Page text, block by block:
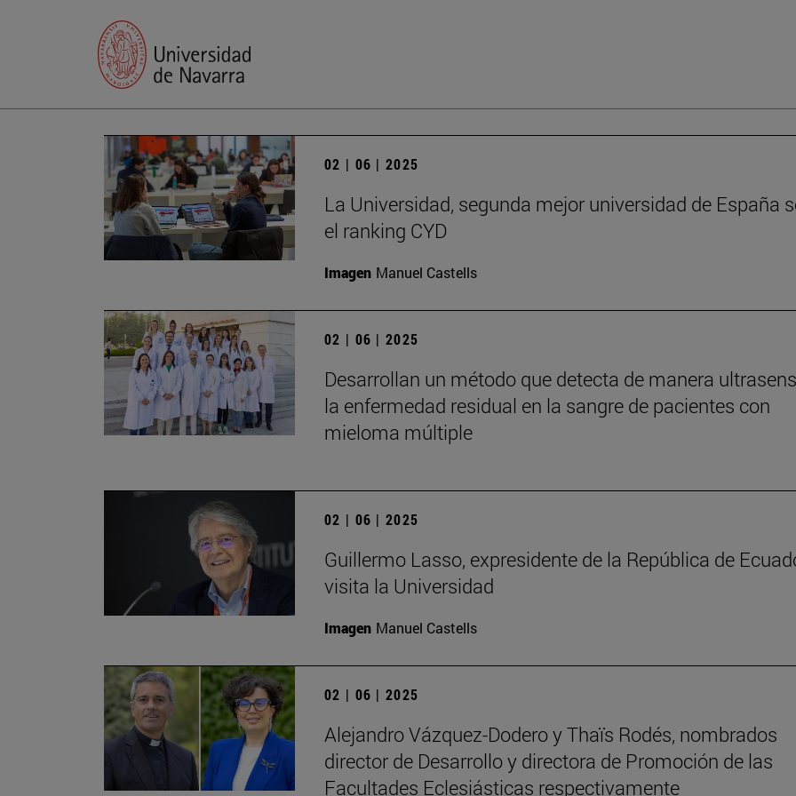
02 | 06 | 2025
La Universidad, segunda mejor universidad de España
el ranking CYD
Imagen Manuel Castells
02 | 06 | 2025
Desarrollan un método que detecta de manera
la enfermedad residual en la sangre de pacientes con
mieloma múltiple
02 | 06 | 2025
Guillermo Lasso, expresidente de la República de
visita la Universidad
Imagen Manuel Castells
02 | 06 | 2025
Alejandro Vázquez-Dodero y Thaïs Rodés, nombrados
director de Desarrollo y directora de Promoción de las
Facultades Eclesiásticas respectivamente